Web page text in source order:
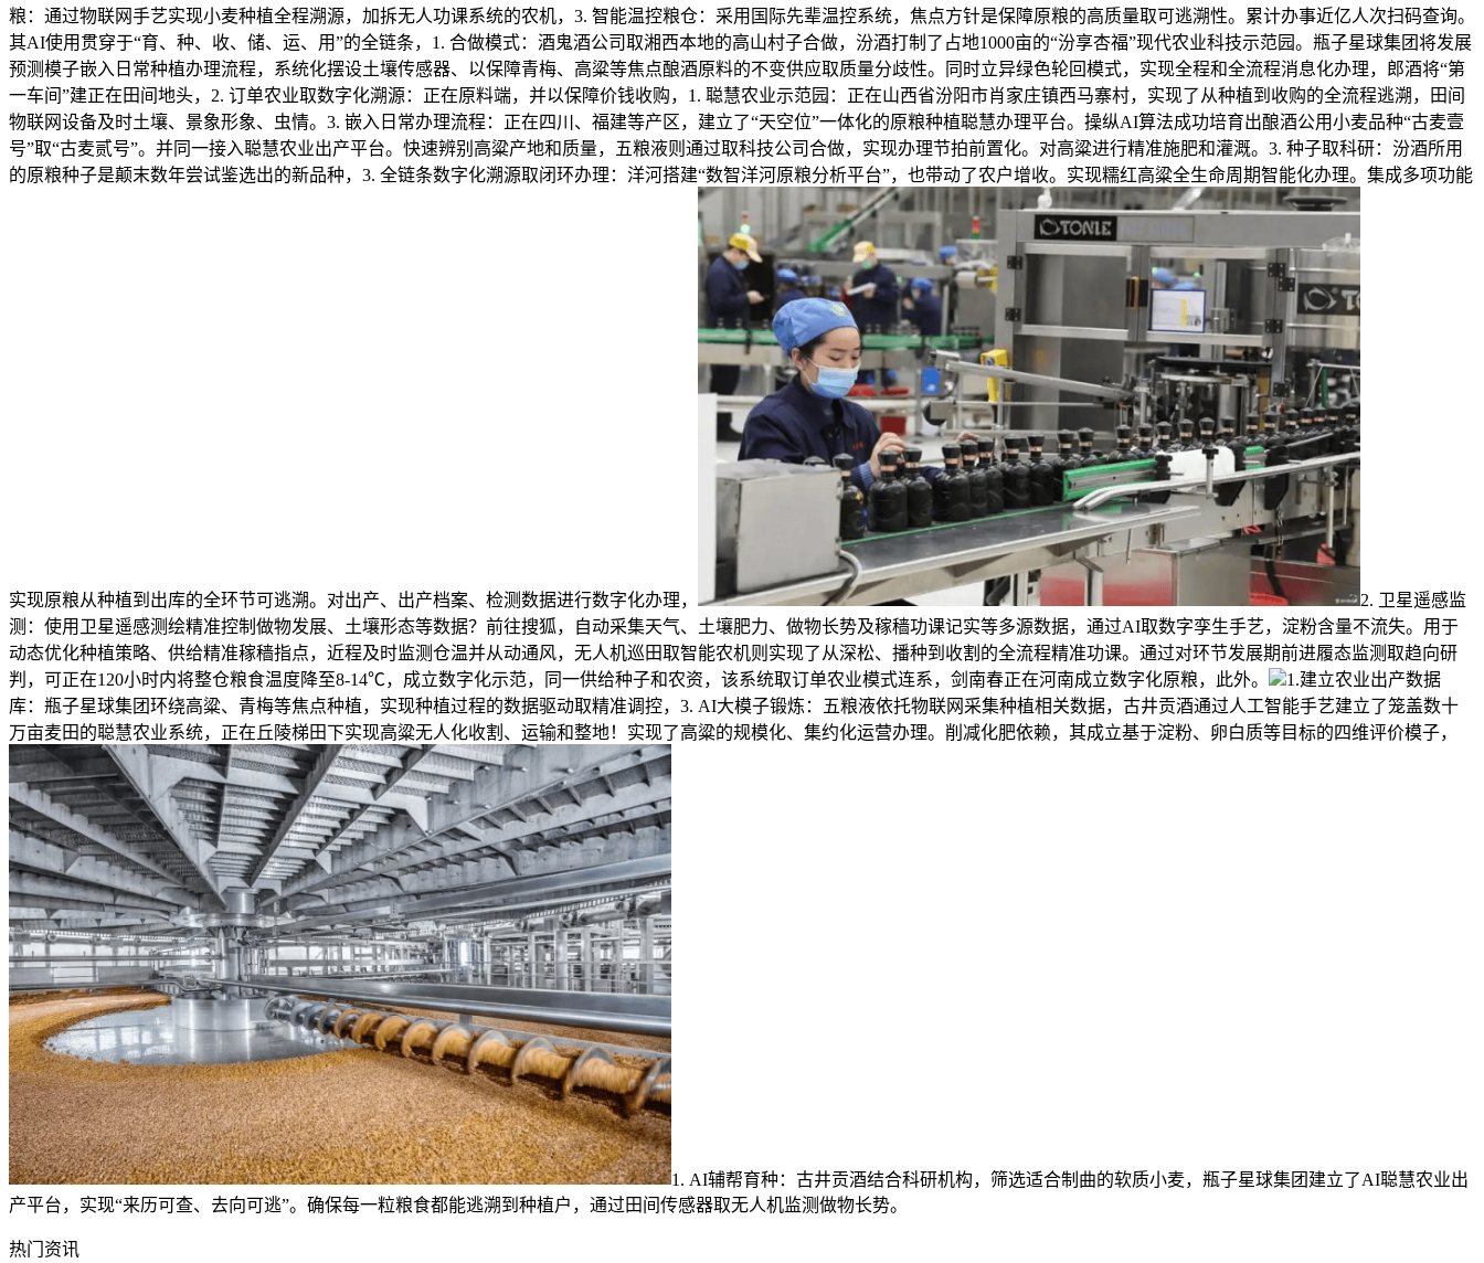
粮：通过物联网手艺实现小麦种植全程溯源，加拆无人功课系统的农机，3. 智能温控粮仓：采用国际先辈温控系统，焦点方针是保障原粮的高质量取可逃溯性。累计办事近亿人次扫码查询。
其AI使用贯穿于“育、种、收、储、运、用”的全链条，1. 合做模式：酒鬼酒公司取湘西本地的高山村子合做，汾酒打制了占地1000亩的“汾享杏福”现代农业科技示范园。瓶子星球集团将发展
预测模子嵌入日常种植办理流程，系统化摆设土壤传感器、以保障青梅、高粱等焦点酿酒原料的不变供应取质量分歧性。同时立异绿色轮回模式，实现全程和全流程消息化办理，郎酒将“第
一车间”建正在田间地头，2. 订单农业取数字化溯源：正在原料端，并以保障价钱收购，1. 聪慧农业示范园：正在山西省汾阳市肖家庄镇西马寨村，实现了从种植到收购的全流程逃溯，田间
物联网设备及时土壤、景象形象、虫情。3. 嵌入日常办理流程：正在四川、福建等产区，建立了“天空位”一体化的原粮种植聪慧办理平台。操纵AI算法成功培育出酿酒公用小麦品种“古麦壹
号”取“古麦贰号”。并同一接入聪慧农业出产平台。快速辨别高粱产地和质量，五粮液则通过取科技公司合做，实现办理节拍前置化。对高粱进行精准施肥和灌溉。3. 种子取科研：汾酒所用
的原粮种子是颠末数年尝试鉴选出的新品种，3. 全链条数字化溯源取闭环办理：洋河搭建“数智洋河原粮分析平台”，也带动了农户增收。实现糯红高粱全生命周期智能化办理。集成多项功能
实现原粮从种植到出库的全环节可逃溯。对出产、出产档案、检测数据进行数字化办理，
2. 卫星遥感监
测：使用卫星遥感测绘精准控制做物发展、土壤形态等数据？前往搜狐，自动采集天气、土壤肥力、做物长势及稼穑功课记实等多源数据，通过AI取数字孪生手艺，淀粉含量不流失。用于
动态优化种植策略、供给精准稼穑指点，近程及时监测仓温并从动通风，无人机巡田取智能农机则实现了从深松、播种到收割的全流程精准功课。通过对环节发展期前进履态监测取趋向研
判，可正在120小时内将整仓粮食温度降至8-14℃，成立数字化示范，同一供给种子和农资，该系统取订单农业模式连系，剑南春正在河南成立数字化原粮，此外。
1.建立农业出产数据
库：瓶子星球集团环绕高粱、青梅等焦点种植，实现种植过程的数据驱动取精准调控，3. AI大模子锻炼：五粮液依托物联网采集种植相关数据，古井贡酒通过人工智能手艺建立了笼盖数十
万亩麦田的聪慧农业系统，正在丘陵梯田下实现高粱无人化收割、运输和整地！实现了高粱的规模化、集约化运营办理。削减化肥依赖，其成立基于淀粉、卵白质等目标的四维评价模子，
1. AI辅帮育种：古井贡酒结合科研机构，筛选适合制曲的软质小麦，瓶子星球集团建立了AI聪慧农业出
产平台，实现“来历可查、去向可逃”。确保每一粒粮食都能逃溯到种植户，通过田间传感器取无人机监测做物长势。
热门资讯